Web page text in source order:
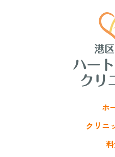
ホ
クリニ